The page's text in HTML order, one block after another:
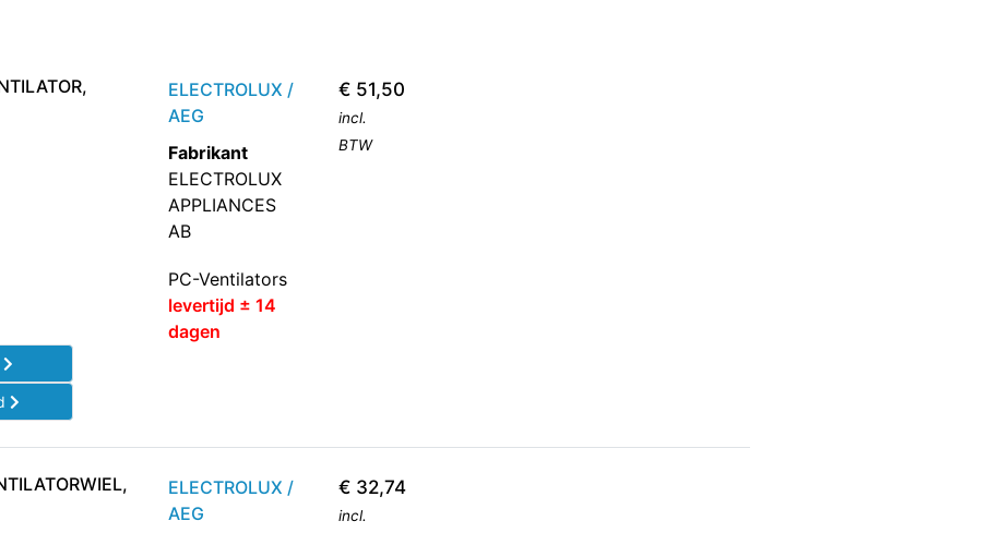
ELECTROLUX /
AEG
Fabrikant
ELECTROLUX
APPLIANCES
AB
PC-Ventilators
levertijd ± 14
dagen
€ 51,50
incl.
BTW
ELECTROLUX /
AEG
€ 32,74
incl.